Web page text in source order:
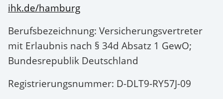
ihk.de/hamburg
Berufsbezeichnung: Versicherungsvertreter
mit Erlaubnis nach § 34d Absatz 1 GewO;
Bundesrepublik Deutschland
Registrierungsnummer: D-DLT9-RY57J-09